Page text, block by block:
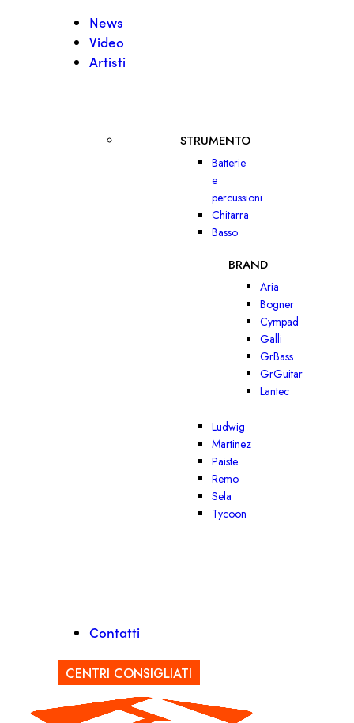
News
Video
Artisti
STRUMENTO
Batterie
e
percussioni
Chitarra
Basso
BRAND
Aria
Bogner
Cympad
Galli
GrBass
GrGuitar
Lantec
Ludwig
Martinez
Paiste
Remo
Sela
Tycoon
Contatti
CENTRI CONSIGLIATI